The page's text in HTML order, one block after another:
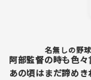
名無しの野
阿部監督の時も色々
あの頃はまだ諦めき